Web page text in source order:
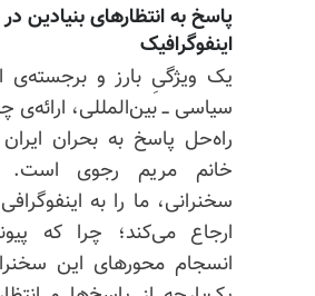
پاسخ به انتظارهای بنیادین
اینفوگرافیک
یک ویژگیِ بارز و برجسته‌ی
سیاسی ــ بین‌المللی، ارائه‌ی
راه‌حل پاسخ به بحران
خانم مریم رجوی است.
سخنرانی، ما را به
ارجاع می‌کند؛ چرا که
انسجام محورهای این